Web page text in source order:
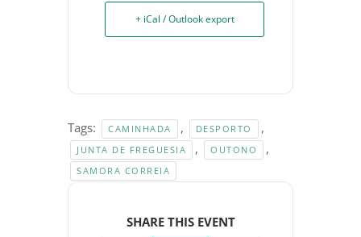
+ iCal / Outlook export
Tags: CAMINHADA , DESPORTO ,
JUNTA DE FREGUESIA , OUTONO ,
SAMORA CORREIA
SHARE THIS EVENT